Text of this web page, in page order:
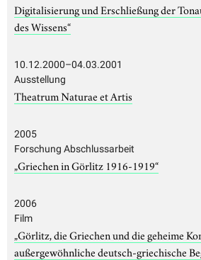
Digitalisierung und Erschließung der
des Wissens“
10.12.2000–04.03.2001
Ausstellung
Theatrum Naturae et Artis
2005
Forschung Abschlussarbeit
„Griechen in Görlitz 1916-1919“
2006
Film
„Görlitz, die Griechen und die geheime
außergewöhnliche deutsch-griechische